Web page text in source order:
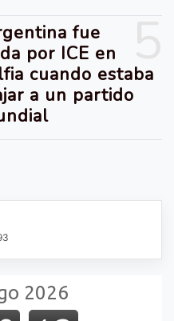
fue
por ICE en
cuando estaba
a un partido